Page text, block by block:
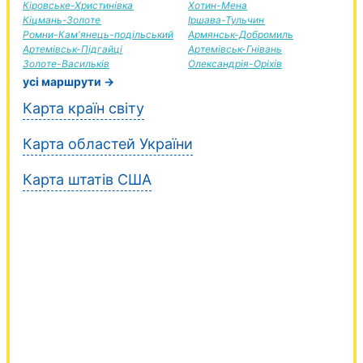
Кіровське-Христинівка
Кіцмань-Золоте
Ромни-Кам'янець-подільський
Артемівськ-Підгайці
Золоте-Васильків
Хотин-Мена
Іршава-Тульчин
Армянськ-Добромиль
Артемівськ-Гнівань
Олександрія-Оріхів
усі маршрути →
Карта країн світу
Карта областей України
Карта штатів США